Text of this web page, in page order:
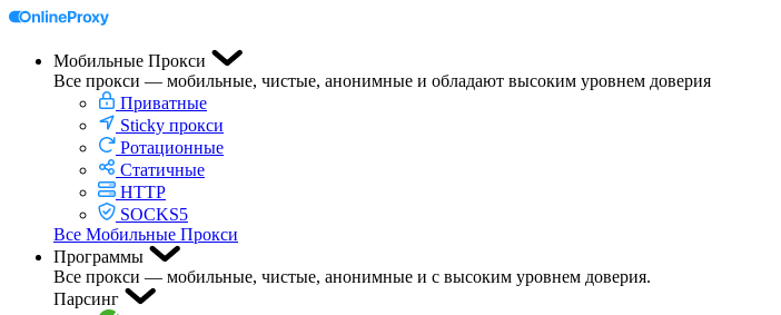
Мобильные Прокси
Все прокси — мобильные, чистые, анонимные и обладают высоким уровнем доверия
Приватные
Sticky прокси
Ротационные
Статичные
HTTP
SOCKS5
Все Мобильные Прокси
Программы
Все прокси — мобильные, чистые, анонимные и с высоким уровнем доверия.
Парсинг